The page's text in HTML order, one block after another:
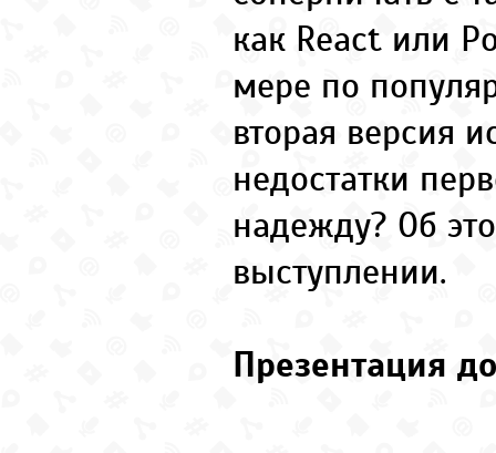
как React или
мере по
вторая версия
недостатки
надежду? Об
выступлении.
Презентация